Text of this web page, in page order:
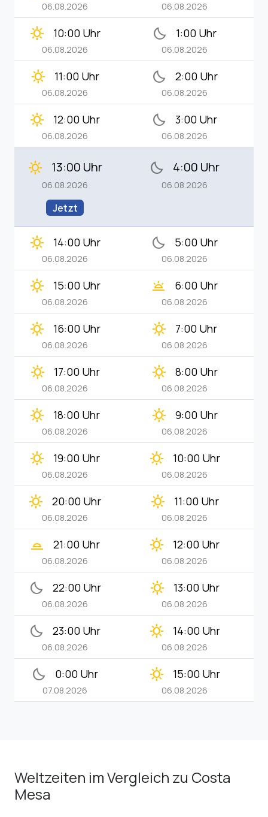
06.08.2026 06.08.2026
clear_day 10:00 Uhr
06.08.2026
bedtime 1:00 Uhr
06.08.2026
clear_day 11:00 Uhr
06.08.2026
bedtime 2:00 Uhr
06.08.2026
clear_day 12:00 Uhr
06.08.2026
bedtime 3:00 Uhr
06.08.2026
clear_day 13:00 Uhr
06.08.2026
Jetzt
bedtime 4:00 Uhr
06.08.2026
clear_day 14:00 Uhr
06.08.2026
bedtime 5:00 Uhr
06.08.2026
clear_day 15:00 Uhr
06.08.2026
wb_twilight 6:00 Uhr
06.08.2026
clear_day 16:00 Uhr
06.08.2026
clear_day 7:00 Uhr
06.08.2026
clear_day 17:00 Uhr
06.08.2026
clear_day 8:00 Uhr
06.08.2026
clear_day 18:00 Uhr
06.08.2026
clear_day 9:00 Uhr
06.08.2026
clear_day 19:00 Uhr
06.08.2026
clear_day 10:00 Uhr
06.08.2026
clear_day 20:00 Uhr
06.08.2026
clear_day 11:00 Uhr
06.08.2026
wb_twilight_2 21:00 Uhr
06.08.2026
clear_day 12:00 Uhr
06.08.2026
bedtime 22:00 Uhr
06.08.2026
clear_day 13:00 Uhr
06.08.2026
bedtime 23:00 Uhr
06.08.2026
clear_day 14:00 Uhr
06.08.2026
bedtime 0:00 Uhr
07.08.2026
clear_day 15:00 Uhr
06.08.2026
Weltzeiten im Vergleich zu Costa
Mesa